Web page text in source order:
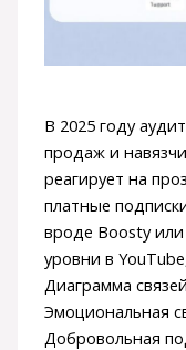
В 2025 году
продаж и
реагирует на
платные
вроде Boosty или
уровни в
Диаграмма
Эмоциональная
Добровольная